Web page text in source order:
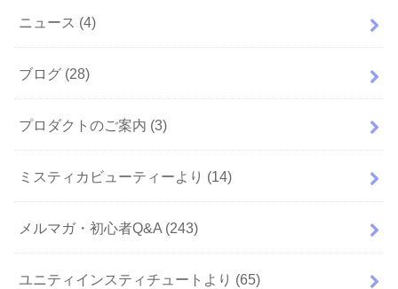
ニュース (4)
ブログ (28)
プロダクトのご案内 (3)
ミスティカビューティーより (14)
メルマガ・初心者Q&A (243)
ユニティインスティチュートより (65)